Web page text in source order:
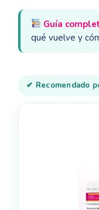
Guía
qué vuelve y
✔ Recomendado